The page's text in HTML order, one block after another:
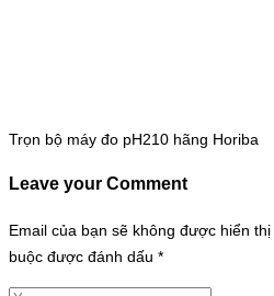
Trọn bộ máy đo pH210 hãng Horiba
Leave your Comment
Email của bạn sẽ không được hiển thị
buộc được đánh dấu *